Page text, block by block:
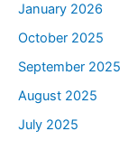
January 2026
October 2025
September 2025
August 2025
July 2025